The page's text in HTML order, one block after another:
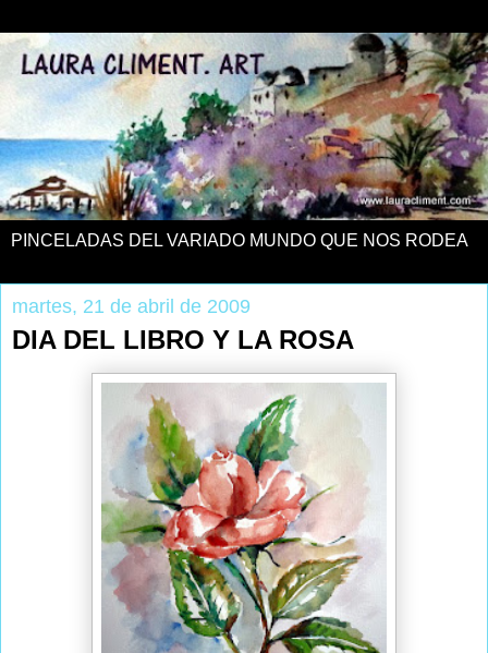
PINCELADAS DEL VARIADO MUNDO QUE NOS RODEA
martes, 21 de abril de 2009
DIA DEL LIBRO Y LA ROSA